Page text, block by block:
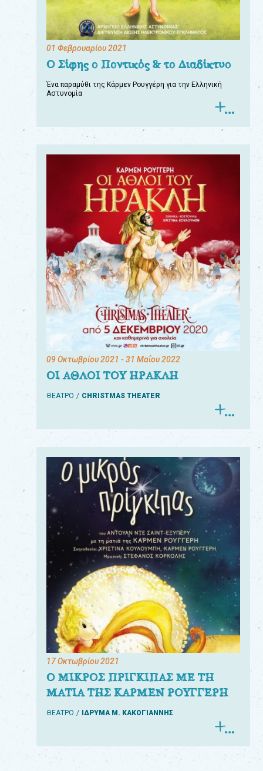
01 Φεβρουαρίου 2021
Ο Σίφης ο Ποντικός & το Διαδίκτυο
Ένα παραμύθι της Κάρμεν Ρουγγέρη για την Ελληνική
Αστυνομία
09 Οκτωβρίου 2021 - 31 Μαΐου 2022
ΟΙ ΑΘΛΟΙ ΤΟΥ ΗΡΑΚΛΗ
ΘΕΑΤΡΟ CHRISTMAS THEATER
17 Οκτωβρίου 2021
Ο ΜΙΚΡΟΣ ΠΡΙΓΚΙΠΑΣ ΜΕ ΤΗ
ΜΑΤΙΑ ΤΗΣ ΚΑΡΜΕΝ ΡΟΥΓΓΕΡΗ
ΘΕΑΤΡΟ ΙΔΡΥΜΑ Μ. ΚΑΚΟΓΙΑΝΝΗΣ